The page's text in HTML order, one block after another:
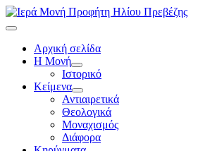
Αρχική σελίδα
Η Μονή
Ιστορικό
Κείμενα
Αντιαιρετικά
Θεολογικά
Μοναχισμός
Διάφορα